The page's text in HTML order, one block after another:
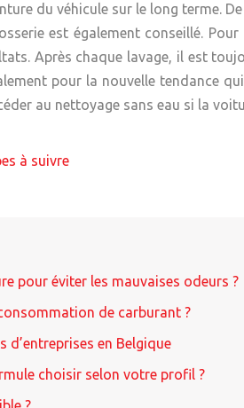
du véhicule sur le long terme.
est également conseillé.
Après chaque lavage, il est
pour la nouvelle tendance
au nettoyage sans eau si la
à suivre
pour éviter les mauvaises odeurs ?
de carburant ?
en Belgique
choisir selon votre profil ?